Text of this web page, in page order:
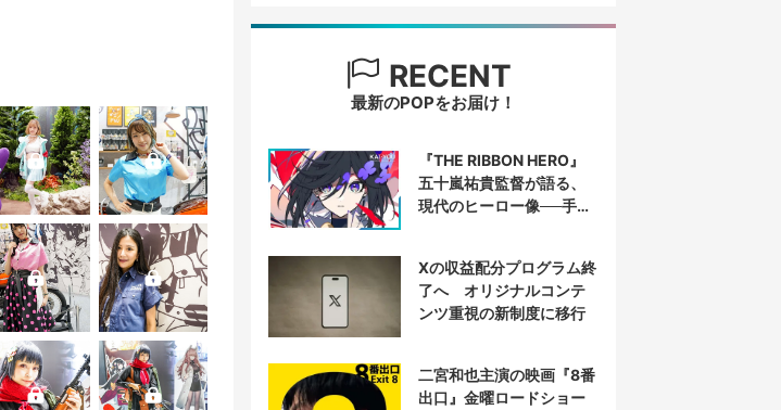
RECENT
最新のPOPをお届け！
『THE RIBBON HERO』
五十嵐祐貴監督が語る、
現代のヒーロー像──手塚
Xの収益配分プログラム終
了へ オリジナルコンテ
ンツ重視の新制度に移行
二宮和也主演の映画『8番
出口』金曜ロードショー